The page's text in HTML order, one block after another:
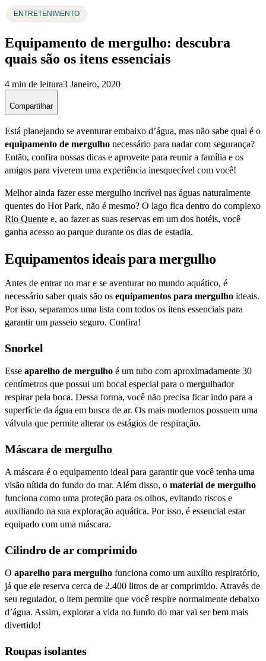
ENTRETENIMENTO
Equipamento de mergulho: descubra
quais são os itens essenciais
4 min de leitura3 Janeiro, 2020
Compartilhar
Está planejando se aventurar embaixo d’água, mas não sabe qual é o
equipamento de mergulho necessário para nadar com segurança?
Então, confira nossas dicas e aproveite para reunir a família e os
amigos para viverem uma experiência inesquecível com você!
Melhor ainda fazer esse mergulho incrível nas águas naturalmente
quentes do Hot Park, não é mesmo? O lago fica dentro do complexo
Rio Quente e, ao fazer as suas reservas em um dos hotéis, você
ganha acesso ao parque durante os dias de estadia.
Equipamentos ideais para mergulho
Antes de entrar no mar e se aventurar no mundo aquático, é
necessário saber quais são os equipamentos para mergulho ideais.
Por isso, separamos uma lista com todos os itens essenciais para
garantir um passeio seguro. Confira!
Snorkel
Esse aparelho de mergulho é um tubo com aproximadamente 30
centímetros que possui um bocal especial para o mergulhador
respirar pela boca. Dessa forma, você não precisa ficar indo para a
superfície da água em busca de ar. Os mais modernos possuem uma
válvula que permite alterar os estágios de respiração.
Máscara de mergulho
A máscara é o equipamento ideal para garantir que você tenha uma
visão nítida do fundo do mar. Além disso, o material de mergulho
funciona como uma proteção para os olhos, evitando riscos e
auxiliando na sua exploração aquática. Por isso, é essencial estar
equipado com uma máscara.
Cilindro de ar comprimido
O aparelho para mergulho funciona como um auxílio respiratório,
já que ele reserva cerca de 2.400 litros de ar comprimido. Através de
seu regulador, o item permite que você respire normalmente debaixo
d’água. Assim, explorar a vida no fundo do mar vai ser bem mais
divertido!
Roupas isolantes